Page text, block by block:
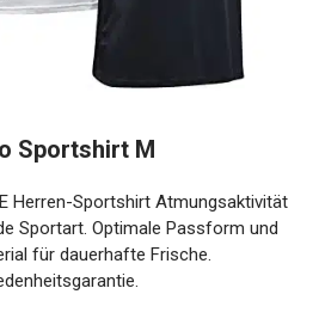
Sportshirt M
Herren-Sportshirt
für jede Sportart.
Material für
mit